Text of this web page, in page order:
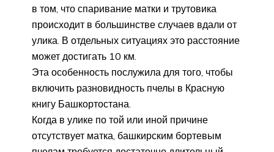
в том, что спаривание матки и трутовика
происходит в большинстве случаев вдали от
улика. В отдельных ситуациях это расстояние
может достигать 10 км.
Эта особенность послужила для того, чтобы
включить разновидность пчелы в Красную
книгу Башкортостана.
Когда в улике по той или иной причине
отсутствует матка, башкирским бортевым